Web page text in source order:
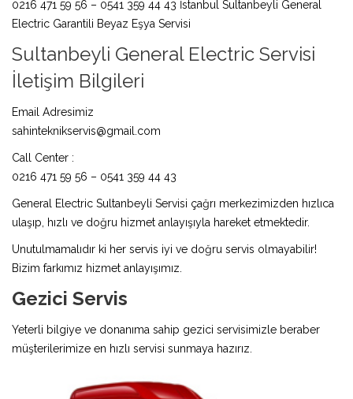
0216 471 59 56 – 0541 359 44 43 İstanbul Sultanbeyli General
Electric Garantili Beyaz Eşya Servisi
Sultanbeyli General Electric Servisi
İletişim Bilgileri
Email Adresimiz
sahinteknikservis@gmail.com
Call Center :
0216 471 59 56 – 0541 359 44 43
General Electric Sultanbeyli Servisi çağrı merkezimizden hızlıca
ulaşıp, hızlı ve doğru hizmet anlayışıyla hareket etmektedir.
Unutulmamalıdır ki her servis iyi ve doğru servis olmayabilir!
Bizim farkımız hizmet anlayışımız.
Gezici Servis
Yeterli bilgiye ve donanıma sahip gezici servisimizle beraber
müşterilerimize en hızlı servisi sunmaya hazırız.